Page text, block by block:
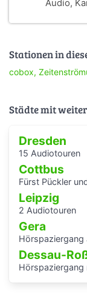
Audio,
Stationen in
cobox,
Städte mit
Dresden
15 Audiotouren
Cottbus
Fürst Pückler
Leipzig
2 Audiotouren
Gera
Hörspaziergang Jüdisches Leben und
Dessau-
Hörspaziergang rund um die Laubenganghäuser